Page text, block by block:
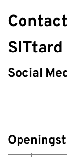
SITtard
Social